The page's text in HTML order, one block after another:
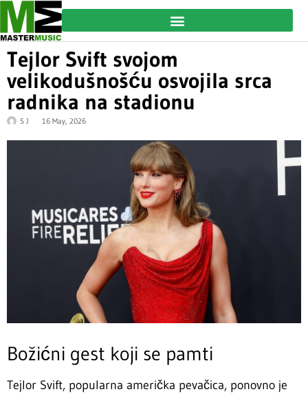
Tejlor Svift svojom
velikodušnošću osvojila srca
radnika na stadionu
S J 16 May, 2026
Božićni gest koji se pamti
Tejlor Svift, popularna američka pevačica, ponovno je